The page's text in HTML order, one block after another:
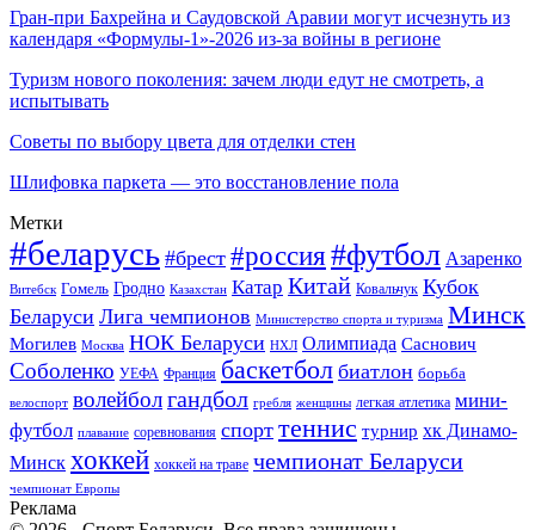
Гран-при Бахрейна и Саудовской Аравии могут исчезнуть из
календаря «Формулы-1»-2026 из-за войны в регионе
Туризм нового поколения: зачем люди едут не смотреть, а
испытывать
Советы по выбору цвета для отделки стен
Шлифовка паркета — это восстановление пола
Метки
#беларусь #брест #россия#футбол Азаренко
Витебск Гомель Гродно Казахстан Катар Китай Ковальчук Кубок
Беларуси Лига чемпионов Министерство спорта и туризма Минск
Могилев Москва НОК Беларуси НХЛ Олимпиада Саснович
Соболенко УЕФА Франция баскетбол биатлон борьба
велоспорт волейболгандбол гребля женщины легкая атлетика мини-
футбол плавание соревнования спорт теннис турнир хк Динамо-
Минск хоккей хоккей на траве чемпионат Беларуси
чемпионат Европы
Реклама